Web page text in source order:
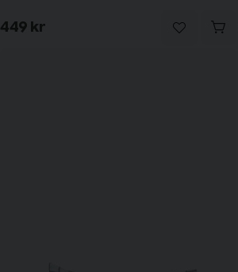
449 kr